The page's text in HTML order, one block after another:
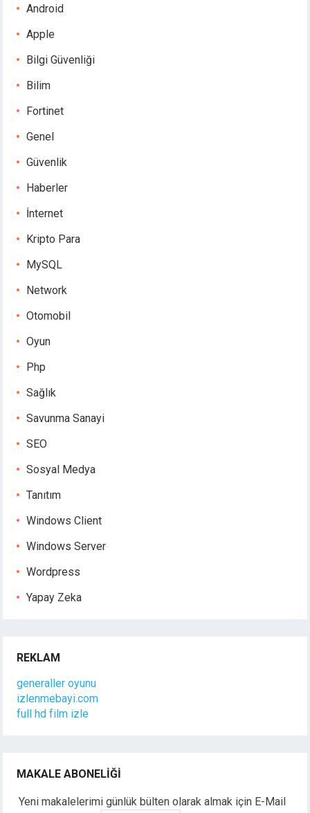
Android
Apple
Bilgi Güvenliği
Bilim
Fortinet
Genel
Güvenlik
Haberler
İnternet
Kripto Para
MySQL
Network
Otomobil
Oyun
Php
Sağlık
Savunma Sanayi
SEO
Sosyal Medya
Tanıtım
Windows Client
Windows Server
Wordpress
Yapay Zeka
REKLAM
generaller oyunu
izlenmebayi.com
full hd film izle
MAKALE ABONELIĞI
Yeni makalelerimi günlük bülten olarak almak için E-Mail